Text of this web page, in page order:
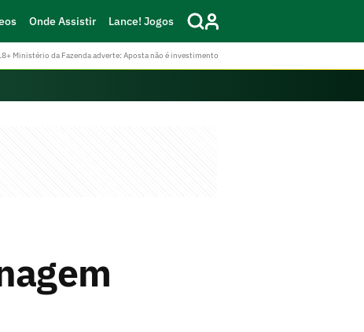
Onde Assistir Lance! Jogos
Ministério da Fazenda adverte: Aposta não é investimento